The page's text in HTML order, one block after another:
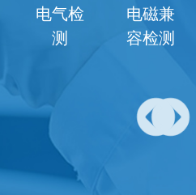
电气检
测
电磁兼
容检测